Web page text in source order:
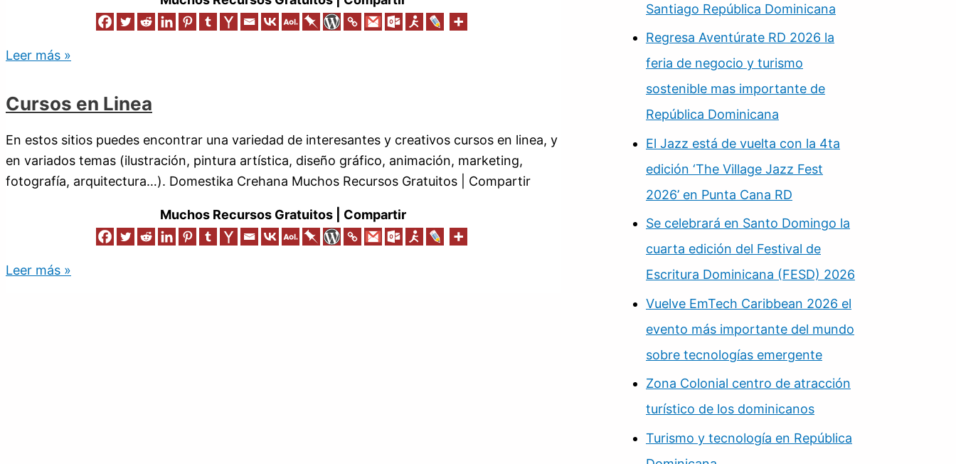
Leer más »
Cursos en Linea
En estos sitios puedes encontrar una variedad de interesantes y creativos cursos en linea, y
en variados temas (ilustración, pintura artística, diseño gráfico, animación, marketing,
fotografía, arquitectura…). Domestika Crehana Muchos Recursos Gratuitos | Compartir
Muchos Recursos Gratuitos | Compartir
Leer más »
Santiago República Dominicana
Regresa Aventúrate RD 2026 la
feria de negocio y turismo
sostenible mas importante de
República Dominicana
El Jazz está de vuelta con la 4ta
edición ‘The Village Jazz Fest
2026’ en Punta Cana RD
Se celebrará en Santo Domingo la
cuarta edición del Festival de
Escritura Dominicana (FESD) 2026
Vuelve EmTech Caribbean 2026 el
evento más importante del mundo
sobre tecnologías emergente
Zona Colonial centro de atracción
turístico de los dominicanos
Turismo y tecnología en República